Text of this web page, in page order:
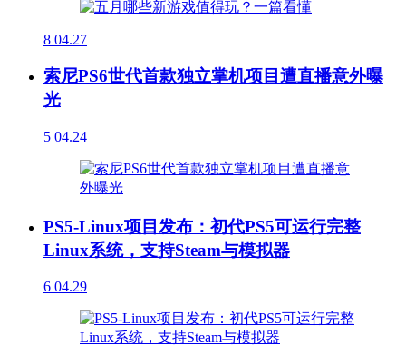
8 04.27
索尼PS6世代首款独立掌机项目遭直播意外曝
光
5 04.24
PS5-Linux项目发布：初代PS5可运行完整
Linux系统，支持Steam与模拟器
6 04.29